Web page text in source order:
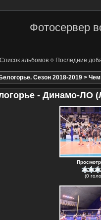
Фотосервер
Список альбомов Последние
Белогорье. Сезон 2018-2019>
- Динамо-ЛО
(0